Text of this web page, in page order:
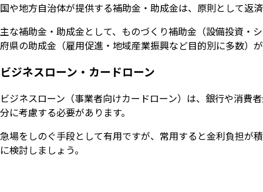
国や地方自治体が提供する補助金・助成金は、原則として返
主な補助金・助成金として、ものづくり補助金（設備投資・
府県の助成金（雇用促進・地域産業振興など目的別に多数）
ビジネスローン・カードローン
ビジネスローン（事業者向けカードローン）は、銀行や消費
分に考慮する必要があります。
急場をしのぐ手段として有用ですが、常用すると金利負担が
に検討しましょう。